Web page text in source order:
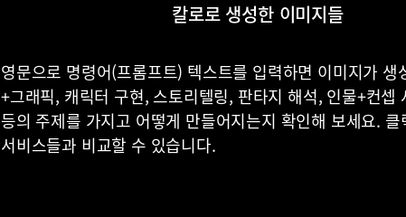
칼로로 생성한 이미지들
영문으로 명령어(프롬프트) 텍스트를 입력하면 이미지가 생
+그래픽, 캐릭터 구현, 스토리텔링, 판타지 해석, 인물+컨셉
등의 주제를 가지고 어떻게 만들어지는지 확인해 보세요. 클
서비스들과 비교할 수 있습니다.